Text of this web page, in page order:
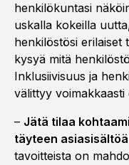
henkilökuntasi
uskalla kokeilla
henkilöstösi erilaiset
kysyä mitä
Inklusiivisuus ja
välittyy voimakkaasti
– Jätä tilaa
täyteen
tavoitteista on